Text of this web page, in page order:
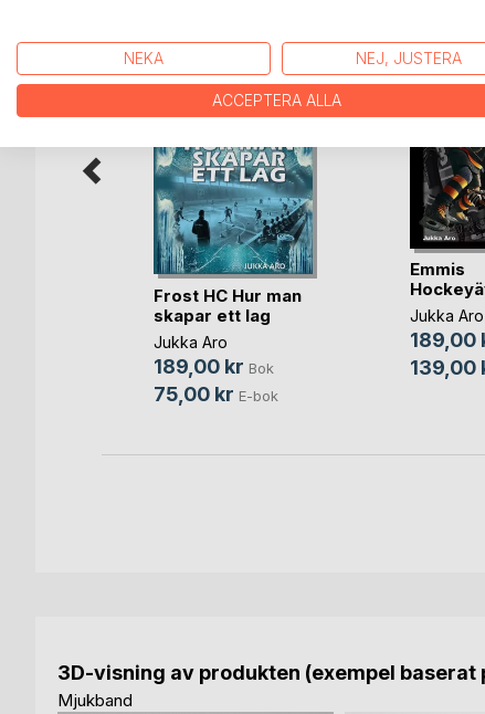
Frost HC Hur man
skapar ett lag
Jukka Aro
189,00 kr Bok
75,00 kr E-bok
Emmis
Jukka Aro
189,00
139,00
3D-visning av produkten (exempel
Mjukband
NEKA NEJ, JUSTERA
ACCEPTERA ALLA